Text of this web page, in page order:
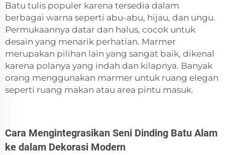
Batu tulis populer karena tersedia dalam
berbagai warna seperti abu-abu, hijau, dan ungu.
Permukaannya datar dan halus, cocok untuk
desain yang menarik perhatian. Marmer
merupakan pilihan lain yang sangat baik, dikenal
karena polanya yang indah dan kilapnya. Banyak
orang menggunakan marmer untuk ruang elegan
seperti ruang makan atau area pintu masuk.
Cara Mengintegrasikan Seni Dinding Batu Alam
ke dalam Dekorasi Modern